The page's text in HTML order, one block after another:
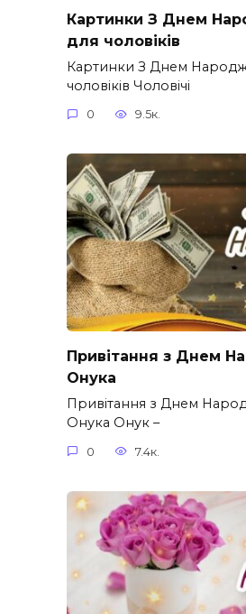
Картинки З Днем
для чоловіків​
Картинки З Днем
чоловіків​ Чоловічі
0 9.5к.
Привітання з Днем
Онука
Привітання з Днем
Онука Онук –
0 7.4к.